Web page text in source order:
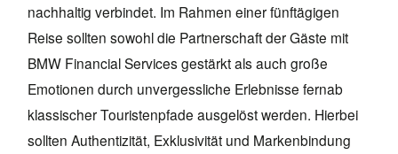
nachhaltig verbindet. Im Rahmen einer fünftägigen
Reise sollten sowohl die Partnerschaft der Gäste mit
BMW Financial Services gestärkt als auch große
Emotionen durch unvergessliche Erlebnisse fernab
klassischer Touristenpfade ausgelöst werden. Hierbei
sollten Authentizität, Exklusivität und Markenbindung